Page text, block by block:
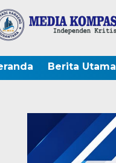
Berita Utama